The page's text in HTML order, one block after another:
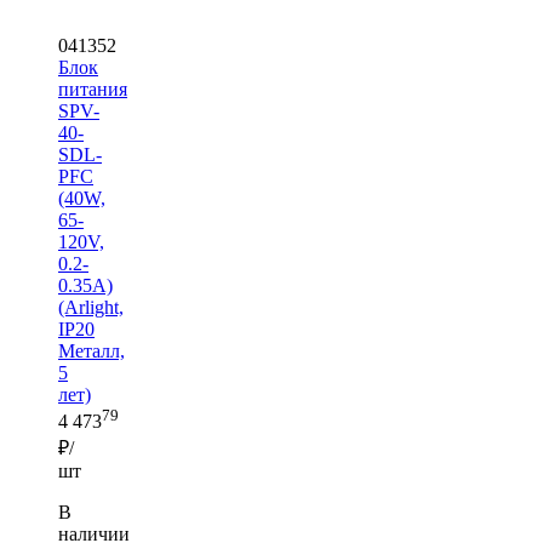
041352
Блок
питания
SPV-
40-
SDL-
PFC
(40W,
65-
120V,
0.2-
0.35A)
(Arlight,
IP20
Металл,
5
лет)
4 47379
₽/
шт
В
наличии